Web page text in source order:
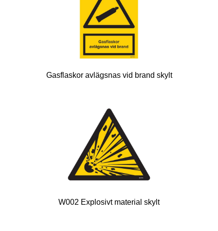
Gasflaskor avlägsnas vid brand skylt
W002 Explosivt material skylt